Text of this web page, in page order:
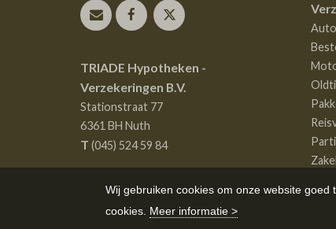
Wij gebruiken cookies om onze website
cookies. Meer informatie >
TRIADE Hypotheken -
Verzekeringen B.V.
Stationstraat 77
6361 BH Nuth
T (045) 524 59 84